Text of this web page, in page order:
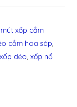
mút xốp cắm
cắm hoa sáp,
xốp dẻo,xốp nổ